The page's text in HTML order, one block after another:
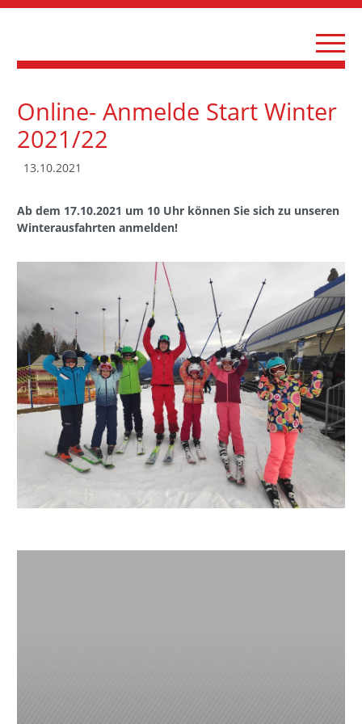
Online- Anmelde Start Winter
2021/22
13.10.2021
Ab dem 17.10.2021 um 10 Uhr können Sie sich zu unseren
Winterausfahrten anmelden!